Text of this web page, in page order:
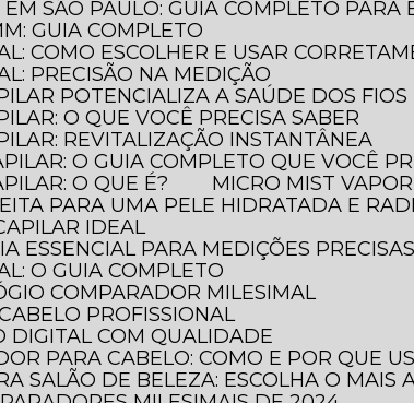
SÃO PAULO: GUIA COMPLETO PARA
GUIA COMPLETO
COMO ESCOLHER E USAR
PRECISÃO NA MEDIÇÃO
POTENCIALIZA A SAÚDE DOS FIOS
O QUE VOCÊ PRECISA SABER
REVITALIZAÇÃO INSTANTÂNEA
O GUIA COMPLETO QUE VOCÊ
O QUE É?
MICRO MIST
PARA UMA PELE HIDRATADA E
IDEAL
ESSENCIAL PARA MEDIÇÕES PRECISAS
O GUIA COMPLETO
COMPARADOR MILESIMAL
PROFISSIONAL
DIGITAL COM QUALIDADE
PARA CABELO: COMO E POR QUE
SALÃO DE BELEZA: ESCOLHA O